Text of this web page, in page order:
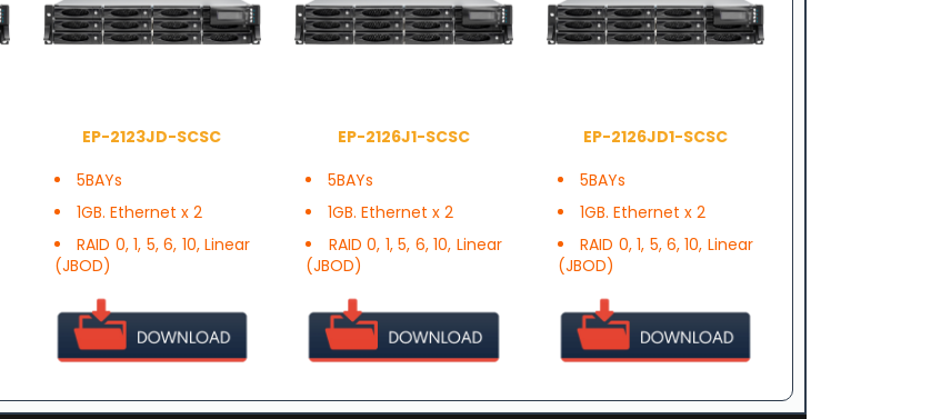
EP-2123JD-SCSC
5BAYs
1GB. Ethernet x 2
RAID 0, 1, 5, 6, 10, Linear
(JBOD)
EP-2126J1-SCSC
5BAYs
1GB. Ethernet x 2
RAID 0, 1, 5, 6, 10, Linear
(JBOD)
EP-2126JD1-SCSC
5BAYs
1GB. Ethernet x 2
RAID 0, 1, 5, 6, 10, Linear
(JBOD)